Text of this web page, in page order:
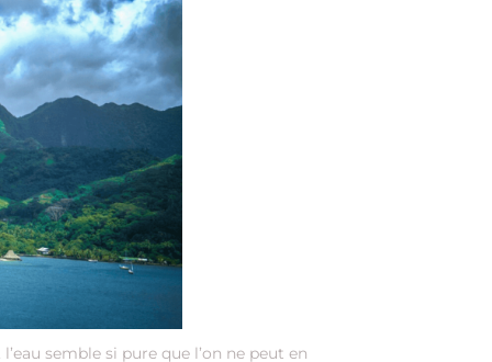
l’eau semble si pure que l’on ne peut en